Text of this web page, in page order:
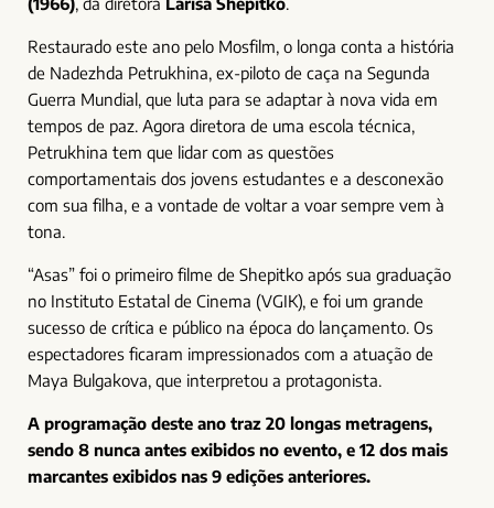
Restaurado este ano pelo Mosfilm, o longa conta a história
de Nadezhda Petrukhina, ex-piloto de caça na Segunda
Guerra Mundial, que luta para se adaptar à nova vida em
tempos de paz. Agora diretora de uma escola técnica,
Petrukhina tem que lidar com as questões
comportamentais dos jovens estudantes e a desconexão
com sua filha, e a vontade de voltar a voar sempre vem à
tona.
“Asas” foi o primeiro filme de Shepitko após sua graduação
no Instituto Estatal de Cinema (VGIK), e foi um grande
sucesso de crítica e público na época do lançamento. Os
espectadores ficaram impressionados com a atuação de
Maya Bulgakova, que interpretou a protagonista.
A programação deste ano traz 20 longas metragens,
sendo 8 nunca antes exibidos no evento, e 12 dos mais
marcantes exibidos nas 9 edições anteriores.